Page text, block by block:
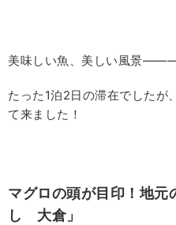
美味しい魚、美しい風景―――
たった1泊2日の滞在でしたが
て来ました！
マグロの頭が目印！地元
し 大倉」